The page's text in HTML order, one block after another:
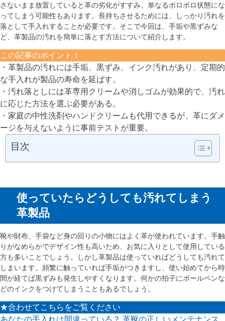
さないまま放置していると革の劣化がすすみ、単なるボロボロ状態にな
ってしまう可能性もあります。長持ちさせるためには、しっかり汚れを
落として手入れすることが必要です。そこで今回は、手垢や黒ずみな
ど、革製品の汚れを簡単に落とす方法について紹介します。
この記事のポイント！
・革製品の汚れには手垢、黒ずみ、インク汚れがあり、定期的
な手入れが製品の寿命を延ばす。
・汚れ落としには革専用クリームや消しゴムが効果的で、汚れ
に応じた方法を選ぶ必要がある。
・家庭の中性洗剤やハンドクリームも代用できるが、革にダメ
ージを与えないように事前テストが重要。
目次
使っていたらどうしても汚れてしまう
革製品
靴や財布、手袋など身の回りの小物にはよく革が使われています。手触
りがなめらかでデザイン性も高いため、お気に入りとして使用している
方も多いことでしょう。しかし革製品は使っていればどうしても汚れて
しまいます。頻繁に触っていれば手垢がつきますし、使い始めてから時
間が経てば黒ずみも発生しやすくなります。何かの拍子にボールペンな
どのインクをつけてしまうこともあるでしょう。
★合わせてこちらをご覧ください